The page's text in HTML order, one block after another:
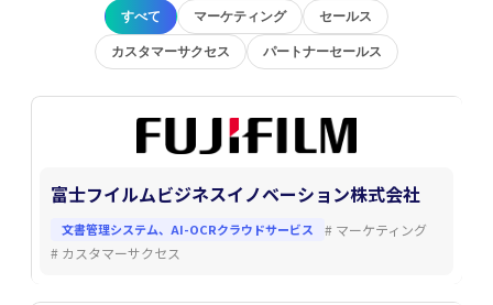
すべて マーケティング セールス
カスタマーサクセス パートナーセールス
富士フイルムビジネスイノベーション株式会社
文書管理システム、AI-OCRクラウドサービス # マーケティング
# カスタマーサクセス